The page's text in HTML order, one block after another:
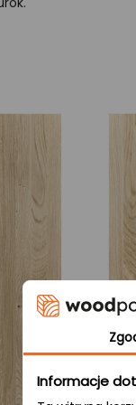
Informacje